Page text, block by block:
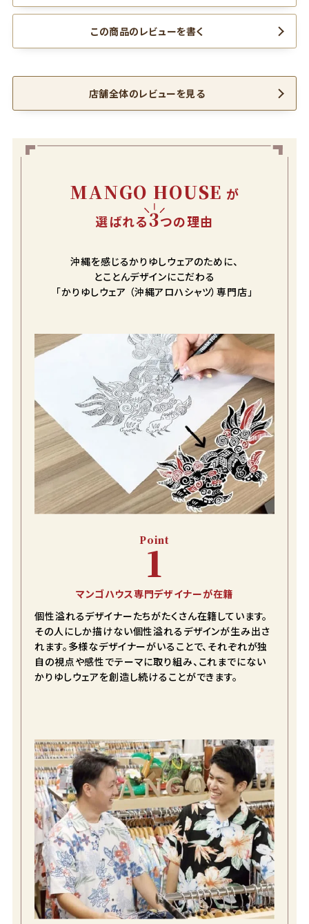
L
在庫数3
カートに入れる
在庫数3
3L
店舗取り寄せ申請
4L
5L
在庫数1
カートに入れる
ネイビー
S
11,990
3
カートに入れる
L
¥11,990
在庫数2
カートに入れる
カートに入れる
3L
11,990
在庫数2
カートに入れる
カートに入れる
¥ 13,090
在庫数
カートに入れる
ブラック
M
¥11,990
在庫数3
カートに入れる
L
¥11,990
在庫数2
カートに入れる
LL
¥ 11,990
在庫数3
カートに入れる
3L
¥
11,990
在庫数 1
カートに入れる
この商品のレビューを書く
店舗全体のレビューを見る
MANGO HOUSE が
選ばれる3つの理由
沖縄を感じるかりゆしウェアのために、
とことんデザインにこだわる
「かりゆしウェア （沖縄アロハシャツ）専門店」
Point
1
マンゴハウス専門デザイナーが在籍
個性溢れるデザイナーたちがたくさん在籍しています。
その人にしか描けない個性溢れるデザインが生み出さ
れます。多様なデザイナーがいることで、それぞれが独
自の視点や感性でテーマに取り組み、これまでにない
かりゆしウェアを創造し続けることができます。